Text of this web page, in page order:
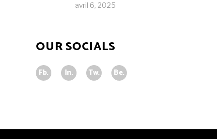
avril 6, 2025
OUR SOCIALS
Fb. In. Tw. Be.